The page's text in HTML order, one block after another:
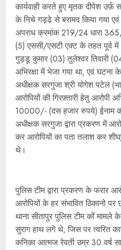
कार्यवाही करते हुए मृतक दीपेश उर्फ़
के निचे गड्ढे से बरामद किया गया
अपराध क्रमांक 219/24 धारा
(5) एससी/एसटी एक्ट के तहत पूर्व
गुड्डू कुमार (03) तुलेश्वर तिवारी
अभिरक्षा में भेजा गया था, एवं
अधीक्षक सरगुजा श्री योगेश पटेल
आरोपियों की गिरफ़्तारी हेतु आरोपी
10000/- (दस हजार रुपये) ईनाम
अधीक्षक सरगुजा द्वारा प्रकरण में
कर आरोपियों का पता तलाश कर
थे।
पुलिस टीम द्वारा प्रकरण के फरार
आरोपियों के हर संभावित ठिकानो पर
थाना सीतापुर पुलिस टीम कों मामले
सुराग हाथ लगे थे, जिस पर त्वरित
कनिका आत्मज रेवती उम्र 30 वर्ष